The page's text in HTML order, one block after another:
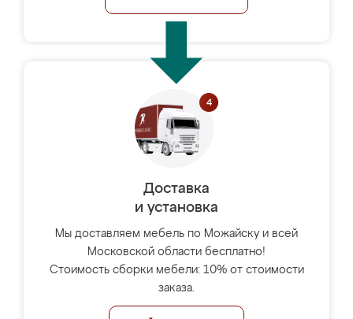
Доставка
и установка
Мы доставляем мебель по Можайску и всей
Московской области бесплатно!
Стоимость сборки мебели: 10% от стоимости
заказа.